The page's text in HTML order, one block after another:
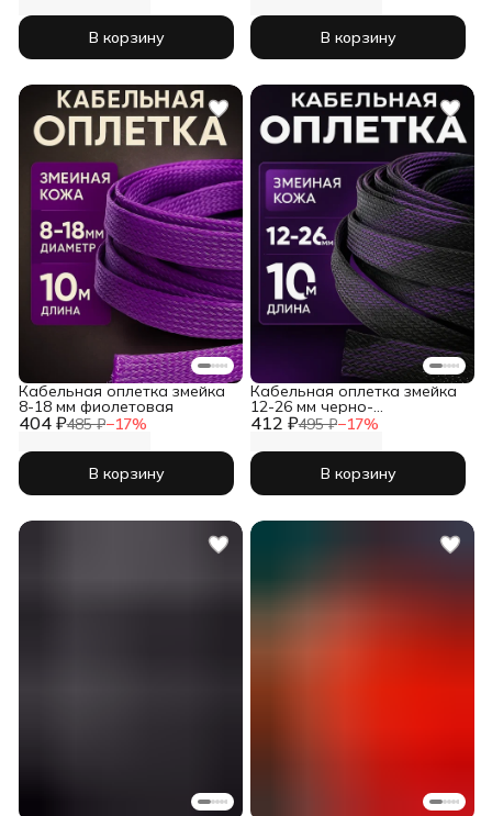
В корзину В корзину
404 ₽485 ₽−17%
Кабельная оплетка змейка
8-18 мм фиолетовая
В корзину
412 ₽495 ₽−17%
Кабельная оплетка змейка
12-26 мм черно-
фиолетовая
В корзину